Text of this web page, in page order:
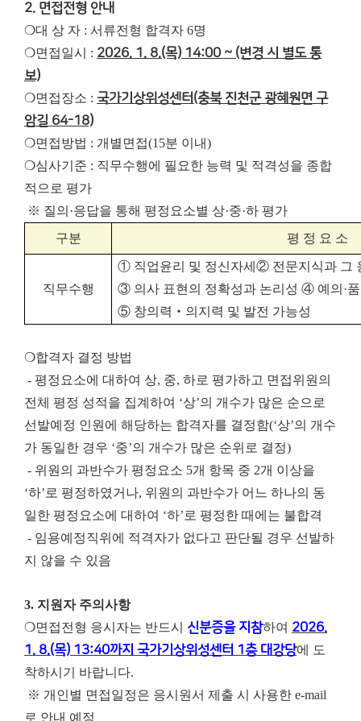
2. 면접전형 안내
❍대 상 자 : 서류전형 합격자 6명
❍면접일시 : 2026. 1. 8.(목) 14:00 ~ (변경 시 별도 통
보)
❍면접장소 : 국가기상위성센터(충북 진천군 광혜원면 구
암길 64-18)
❍면접방법 : 개별면접(15분 이내)
❍심사기준 : 직무수행에 필요한 능력 및 적격성을 종합
적으로 평가
※ 질의·응답을 통해 평정요소별 상·중·하 평가
구분
평 정 요 소
직무수행
① 직업윤리 및 정신자세 ② 전문지식과 그
③ 의사 표현의 정확성과 논리성 ④ 예의 ·
⑤ 창의력 ‧ 의지력 및 발전 가능성
❍합격자 결정 방법
- 평정요소에 대하여 상, 중, 하로 평가하고 면접위원의
전체 평정 성적을 집계하여 ‘상’의 개수가 많은 순으로
선발예정 인원에 해당하는 합격자를 결정함(‘상’의 개수
가 동일한 경우 ‘중’의 개수가 많은 순위로 결정)
- 위원의 과반수가 평정요소 5개 항목 중 2개 이상을
‘하’로 평정하였거나, 위원의 과반수가 어느 하나의 동
일한 평정요소에 대하여 ‘하’로 평정한 때에는 불합격
- 임용예정직위에 적격자가 없다고 판단될 경우 선발하
지 않을 수 있음
3. 지원자 주의사항
❍면접전형 응시자는 반드시 신분증을 지참하여 2026.
1. 8.(목) 13:40까지 국가기상위성센터 1층 대강당에 도
착하시기 바랍니다.
※ 개인별 면접일정은 응시원서 제출 시 사용한 e-mail
로 안내 예정